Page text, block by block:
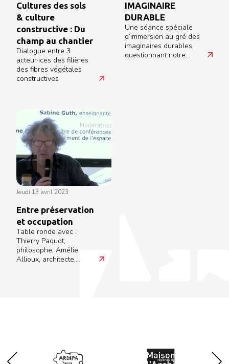
Cultures des sols
& culture
constructive : Du
champ au chantier
Dialogue entre 3
acteur·ices des filières
des fibres végétales
constructives
IMAGINAIRE
DURABLE
Une séance spéciale
d’immersion au gré des
imaginaires durables,
questionnant notre
jeudi 13 avril 2023
Entre préservation
et occupation
Table ronde avec :
Thierry Paquot,
philosophe, Amélie
Allioux, architecte,